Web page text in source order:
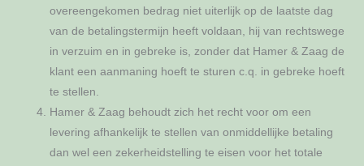
overeengekomen bedrag niet uiterlijk op de laatste dag
van de betalingstermijn heeft voldaan, hij van rechtswege
in verzuim en in gebreke is, zonder dat Hamer & Zaag de
klant een aanmaning hoeft te sturen c.q. in gebreke hoeft
te stellen.
Hamer & Zaag behoudt zich het recht voor om een
levering afhankelijk te stellen van onmiddellijke betaling
dan wel een zekerheidstelling te eisen voor het totale